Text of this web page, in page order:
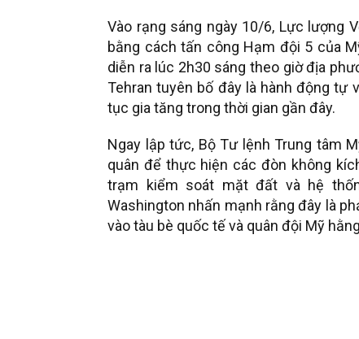
Vào rạng sáng ngày 10/6, Lực lượng
bằng cách tấn công Hạm đội 5 của
diễn ra lúc 2h30 sáng theo giờ địa
Tehran tuyên bố đây là hành động
tục gia tăng trong thời gian gần đây.
Ngay lập tức, Bộ Tư lệnh Trung tâm
quân để thực hiện các đòn không
trạm kiểm soát mặt đất và hệ
Washington nhấn mạnh rằng đây là
vào tàu bè quốc tế và quân đội Mỹ